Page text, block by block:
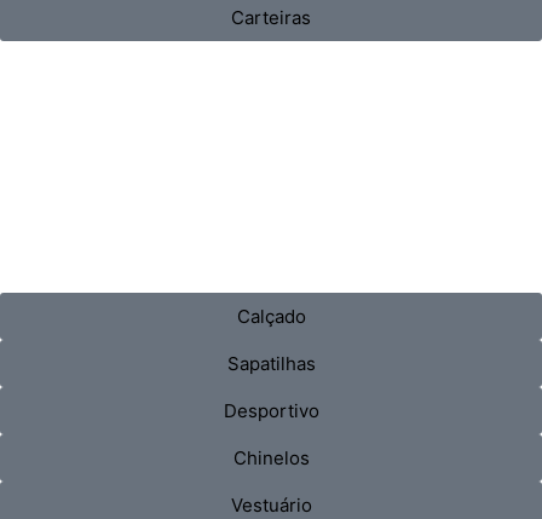
Carteiras
Calçado
Sapatilhas
Desportivo
Chinelos
Vestuário